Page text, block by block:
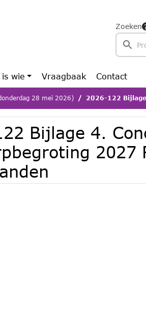
Zoeken
wie Vraagbaak Contact
28 mei 2026) 2026-122 Bijlage 4. Concept-
Bijlage 4.
2027